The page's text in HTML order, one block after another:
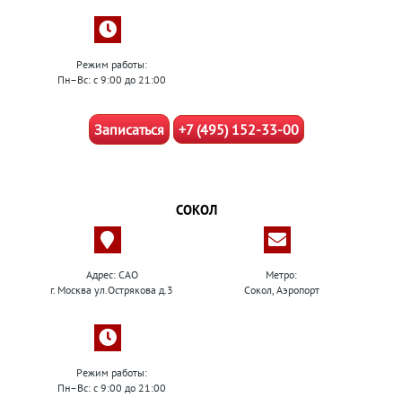
Режим работы:
Пн–Вс: с 9:00 до 21:00
Записаться +7 (495) 152-33-00
СОКОЛ
Адрес: САО
г. Москва ул.Острякова д.3
Метро:
Сокол, Аэропорт
Режим работы:
Пн–Вс: с 9:00 до 21:00